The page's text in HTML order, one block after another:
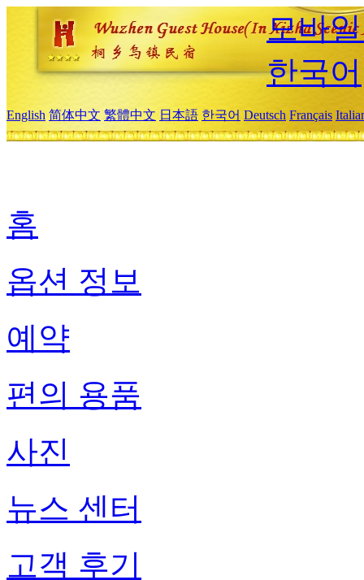
모바
한국어
English 简体中文 繁體中文 日本語 한국어 Deutsch Français
홈
옵션 정보
예약
편의 용품
사진
뉴스 센터
고객 후기